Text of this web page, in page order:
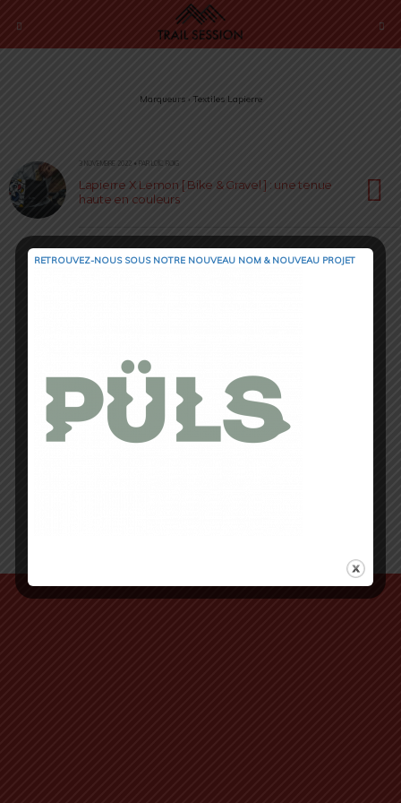
Marqueurs › Textiles Lapierre
3 NOVEMBRE 2022 • PAR LOÏC ROIG
Lapierre X Lemon [ Bike & Gravel ] : une tenue
haute en couleurs
RETROUVEZ-NOUS SOUS NOTRE NOUVEAU NOM & NOUVEAU PROJET